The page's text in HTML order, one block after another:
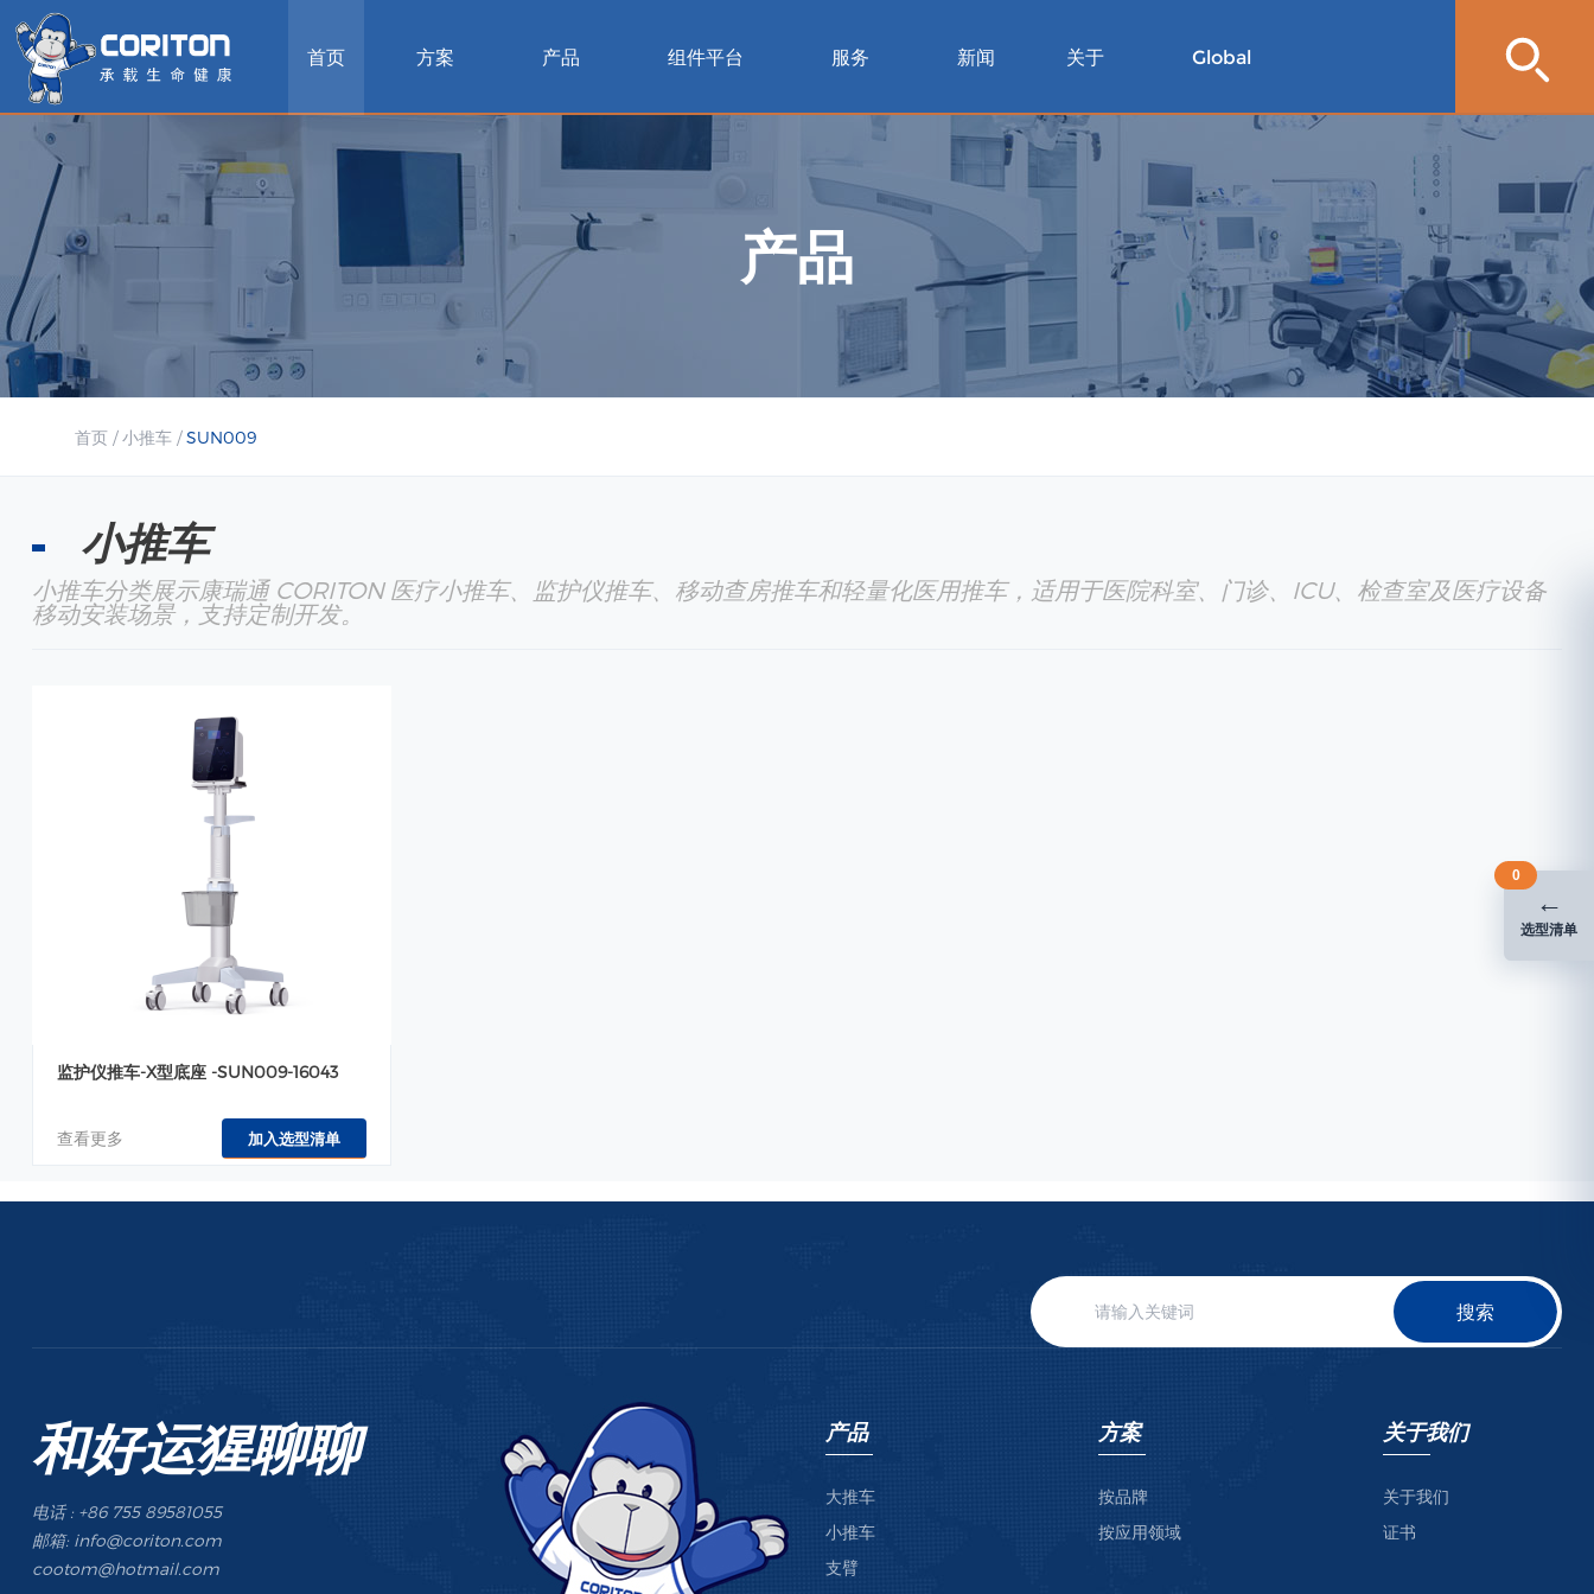
首页 方案 产品 组件平台 服务 新闻 关于 Global
产品
首页/小推车/SUN009
小推车
小推车分类展示康瑞通 CORITON 医疗小推车、监护仪推车、移动查房推车和轻量化医用推车，适用于医院科室、门诊、ICU、检查室及医疗设备
移动安装场景，支持定制开发。
监护仪推车-X型底座 -SUN009-16043
查看更多 加入选型清单
搜索
和好运猩聊聊
电话 : +86 755 89581055
邮箱: info@coriton.com
cootom@hotmail.com
产品
大推车
小推车
支臂
方案
按品牌
按应用领域
关于我们
关于我们
证书
←
选型清单
0